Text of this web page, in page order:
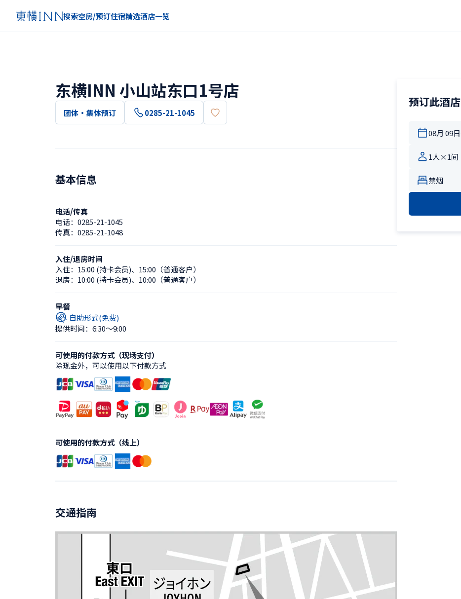
搜索空房/预订住宿精选酒店一览
东横INN 小山站东口1号店
团体・集体预订 0285-21-1045
基本信息
电话/传真
电话： 0285-21-1045
传真： 0285-21-1048
入住/退房时间
入住： 15:00 (持卡会员)、 15:00（普通客户）
退房： 10:00 (持卡会员)、 10:00（普通客户）
早餐
自助形式(免费)
提供时间：6:30〜9:00
可使用的付款方式（现场支付）
除现金外，可以使用以下付款方式
可使用的付款方式（线上）
交通指南
预订此酒店